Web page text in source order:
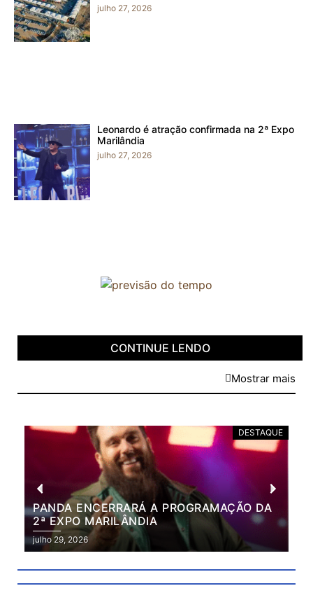
julho 27, 2026
Leonardo é atração confirmada na 2ª Expo
Marilândia
julho 27, 2026
CONTINUE LENDO
Mostrar mais
DESTAQUE
PANDA ENCERRARÁ A PROGRAMAÇÃO DA
2ª EXPO MARILÂNDIA
julho 29, 2026